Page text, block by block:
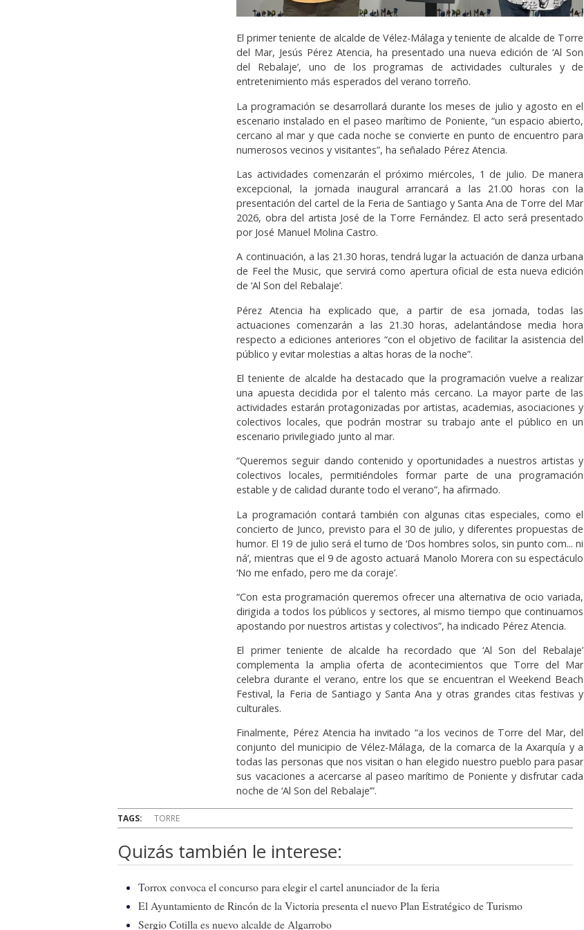
El primer teniente de alcalde de Vélez-Málaga y teniente de alcalde de Torre
del Mar, Jesús Pérez Atencia, ha presentado una nueva edición de ‘Al Son
del Rebalaje’, uno de los programas de actividades culturales y de
entretenimiento más esperados del verano torreño.
La programación se desarrollará durante los meses de julio y agosto en el
escenario instalado en el paseo marítimo de Poniente, “un espacio abierto,
cercano al mar y que cada noche se convierte en punto de encuentro para
numerosos vecinos y visitantes”, ha señalado Pérez Atencia.
Las actividades comenzarán el próximo miércoles, 1 de julio. De manera
excepcional, la jornada inaugural arrancará a las 21.00 horas con la
presentación del cartel de la Feria de Santiago y Santa Ana de Torre del Mar
2026, obra del artista José de la Torre Fernández. El acto será presentado
por José Manuel Molina Castro.
A continuación, a las 21.30 horas, tendrá lugar la actuación de danza urbana
de Feel the Music, que servirá como apertura oficial de esta nueva edición
de ‘Al Son del Rebalaje’.
Pérez Atencia ha explicado que, a partir de esa jornada, todas las
actuaciones comenzarán a las 21.30 horas, adelantándose media hora
respecto a ediciones anteriores “con el objetivo de facilitar la asistencia del
público y evitar molestias a altas horas de la noche”.
El teniente de alcalde ha destacado que la programación vuelve a realizar
una apuesta decidida por el talento más cercano. La mayor parte de las
actividades estarán protagonizadas por artistas, academias, asociaciones y
colectivos locales, que podrán mostrar su trabajo ante el público en un
escenario privilegiado junto al mar.
“Queremos seguir dando contenido y oportunidades a nuestros artistas y
colectivos locales, permitiéndoles formar parte de una programación
estable y de calidad durante todo el verano”, ha afirmado.
La programación contará también con algunas citas especiales, como el
concierto de Junco, previsto para el 30 de julio, y diferentes propuestas de
humor. El 19 de julio será el turno de ‘Dos hombres solos, sin punto com... ni
ná’, mientras que el 9 de agosto actuará Manolo Morera con su espectáculo
‘No me enfado, pero me da coraje’.
“Con esta programación queremos ofrecer una alternativa de ocio variada,
dirigida a todos los públicos y sectores, al mismo tiempo que continuamos
apostando por nuestros artistas y colectivos”, ha indicado Pérez Atencia.
El primer teniente de alcalde ha recordado que ‘Al Son del Rebalaje’
complementa la amplia oferta de acontecimientos que Torre del Mar
celebra durante el verano, entre los que se encuentran el Weekend Beach
Festival, la Feria de Santiago y Santa Ana y otras grandes citas festivas y
culturales.
Finalmente, Pérez Atencia ha invitado “a los vecinos de Torre del Mar, del
conjunto del municipio de Vélez-Málaga, de la comarca de la Axarquía y a
todas las personas que nos visitan o han elegido nuestro pueblo para pasar
sus vacaciones a acercarse al paseo marítimo de Poniente y disfrutar cada
noche de ‘Al Son del Rebalaje’”.
TAGS: TORRE
Quizás también le interese:
Torrox convoca el concurso para elegir el cartel anunciador de la feria
El Ayuntamiento de Rincón de la Victoria presenta el nuevo Plan Estratégico de Turismo
Sergio Cotilla es nuevo alcalde de Algarrobo